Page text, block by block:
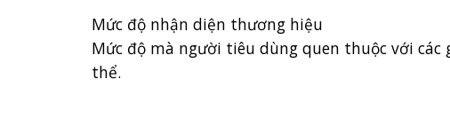
Mức độ nhận diện thương hiệu
Mức độ mà người tiêu dùng quen thuộc với
thể.